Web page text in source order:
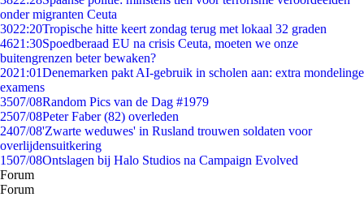
onder migranten Ceuta
3022:20Tropische hitte keert zondag terug met lokaal 32 graden
4621:30Spoedberaad EU na crisis Ceuta, moeten we onze
buitengrenzen beter bewaken?
2021:01Denemarken pakt AI-gebruik in scholen aan: extra mondelinge
examens
3507/08Random Pics van de Dag #1979
2507/08Peter Faber (82) overleden
2407/08'Zwarte weduwes' in Rusland trouwen soldaten voor
overlijdensuitkering
1507/08Ontslagen bij Halo Studios na Campaign Evolved
Forum
Forum